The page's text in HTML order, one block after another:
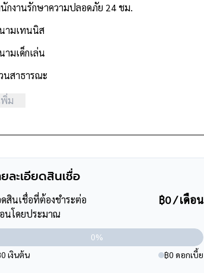
กงานรักษาความปลอดภัย 24 ชม.
ามเทนนิส
ามเด็กเล่น
นสาธารณะ
พิ่ม
ละเอียดสินเชื่อ
สินเชื่อที่ต้องชำระต่อ
นโดยประมาณ
฿0 / เดือน
0%
เงินต้น
฿0 ดอกเบี้ย